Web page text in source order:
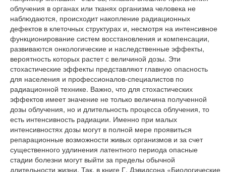
облучения в органах или тканях организма человека не
наблюдаются, происходит накопление радиационных
дефектов в клеточных структурах и, несмотря на интенсивное
функционирование систем восстановления и компенсации,
развиваются онкологические и наследственные эффекты,
вероятность которых растет с величиной дозы. Эти
стохастические эффекты представляют главную опасность
для населения и профессионалов-специалистов по
радиационной технике. Важно, что для стохастических
эффектов имеет значение не только величина полученной
дозы облучения, но и длительность процесса облучения, то
есть интенсивность радиации. Именно при малых
интенсивностях дозы могут в полной мере проявиться
репарационные возможности живых организмов и за счет
существенного удлинения латентного периода опасные
стадии болезни могут выйти за пределы обычной
длительности жизни. Так, в книге Г. Дэвидсона «Биологические